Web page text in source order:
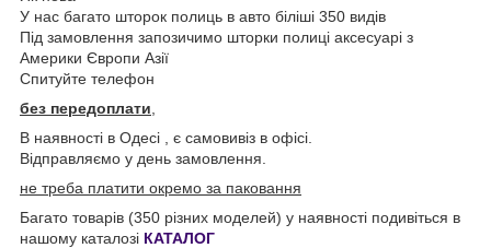
У нас багато шторок полиць в авто біліші 350 видів
Під замовлення запозичимо шторки полиці аксесуарі з
Америки Європи Азії
Спитуйте телефон
без передоплати
В наявності в Одесі , є самовивіз в офісі.
Відправляємо у день замовлення.
не треба платити окремо за паковання
Багато товарів (350 різних моделей) у наявності подивіться в
нашому каталозі КАТАЛОГ